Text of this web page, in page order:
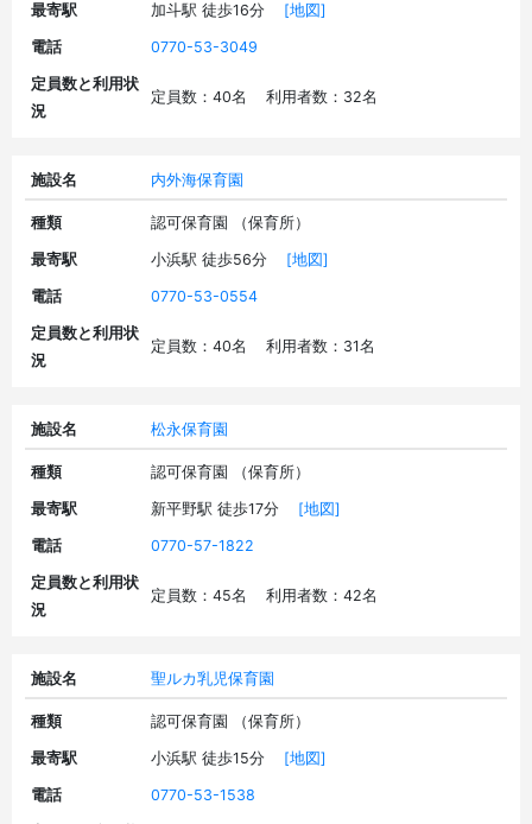
最寄駅 加斗駅 徒歩16分 [地図]
電話 0770-53-3049
定員数と利用状
況
定員数：40名 利用者数：32名
施設名 内外海保育園
種類 認可保育園 （保育所）
最寄駅 小浜駅 徒歩56分 [地図]
電話 0770-53-0554
定員数と利用状
況
定員数：40名 利用者数：31名
施設名 松永保育園
種類 認可保育園 （保育所）
最寄駅 新平野駅 徒歩17分 [地図]
電話 0770-57-1822
定員数と利用状
況
定員数：45名 利用者数：42名
施設名 聖ルカ乳児保育園
種類 認可保育園 （保育所）
最寄駅 小浜駅 徒歩15分 [地図]
電話 0770-53-1538